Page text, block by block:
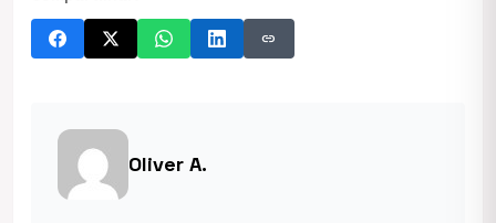
link
Oliver A.